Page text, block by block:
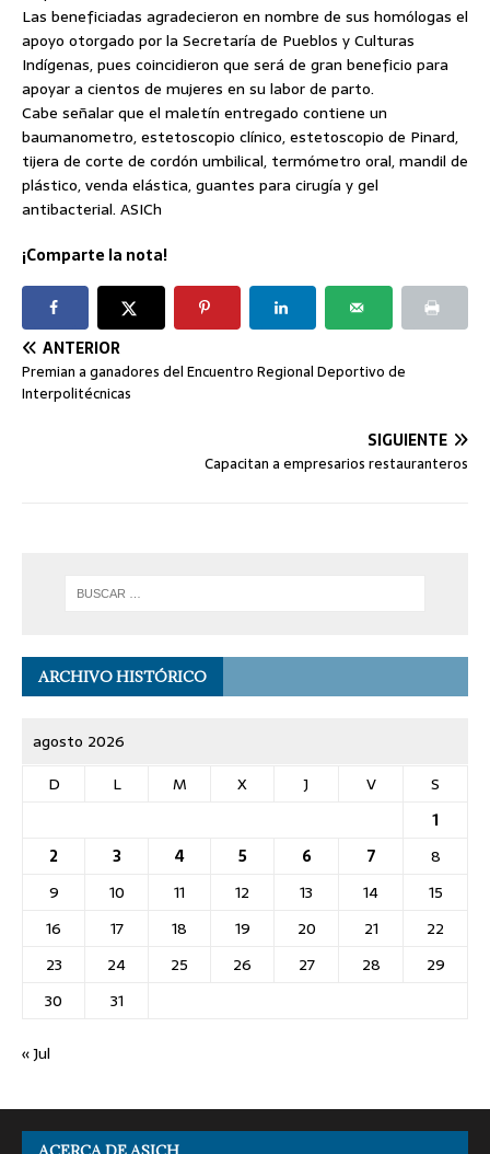
Las beneficiadas agradecieron en nombre de sus homólogas el
apoyo otorgado por la Secretaría de Pueblos y Culturas
Indígenas, pues coincidieron que será de gran beneficio para
apoyar a cientos de mujeres en su labor de parto.
Cabe señalar que el maletín entregado contiene un
baumanometro, estetoscopio clínico, estetoscopio de Pinard,
tijera de corte de cordón umbilical, termómetro oral, mandil de
plástico, venda elástica, guantes para cirugía y gel
antibacterial. ASICh
¡Comparte la nota!
ANTERIOR
Premian a ganadores del Encuentro Regional Deportivo de
Interpolitécnicas
SIGUIENTE
Capacitan a empresarios restauranteros
ARCHIVO HISTÓRICO
agosto 2026
D
L M X J V
S
1
2
3 4 5 6 7
8
9
10 11 12 13 14
15
16
17 18 19 20 21
22
23
24 25 26 27 28
29
30
31
« Jul